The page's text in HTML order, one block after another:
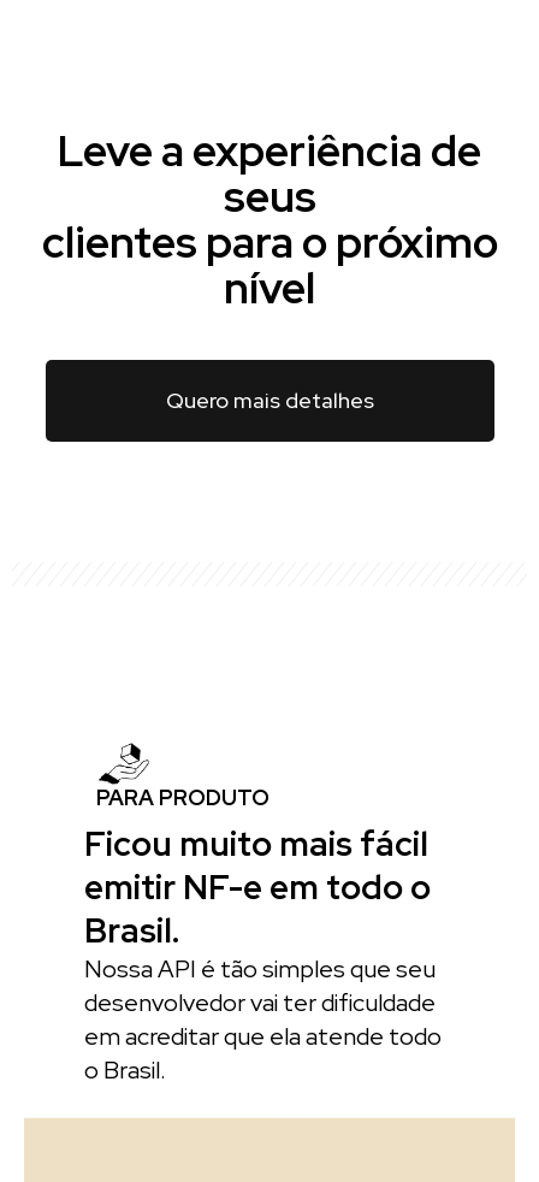
Leve a experiência de
seus
clientes para o próximo
nível
Quero mais detalhes
PARA PRODUTO
Ficou muito mais fácil
emitir NF-e em todo o
Brasil.
Nossa API é tão simples que seu
desenvolvedor vai ter dificuldade
em acreditar que ela atende todo
o Brasil.